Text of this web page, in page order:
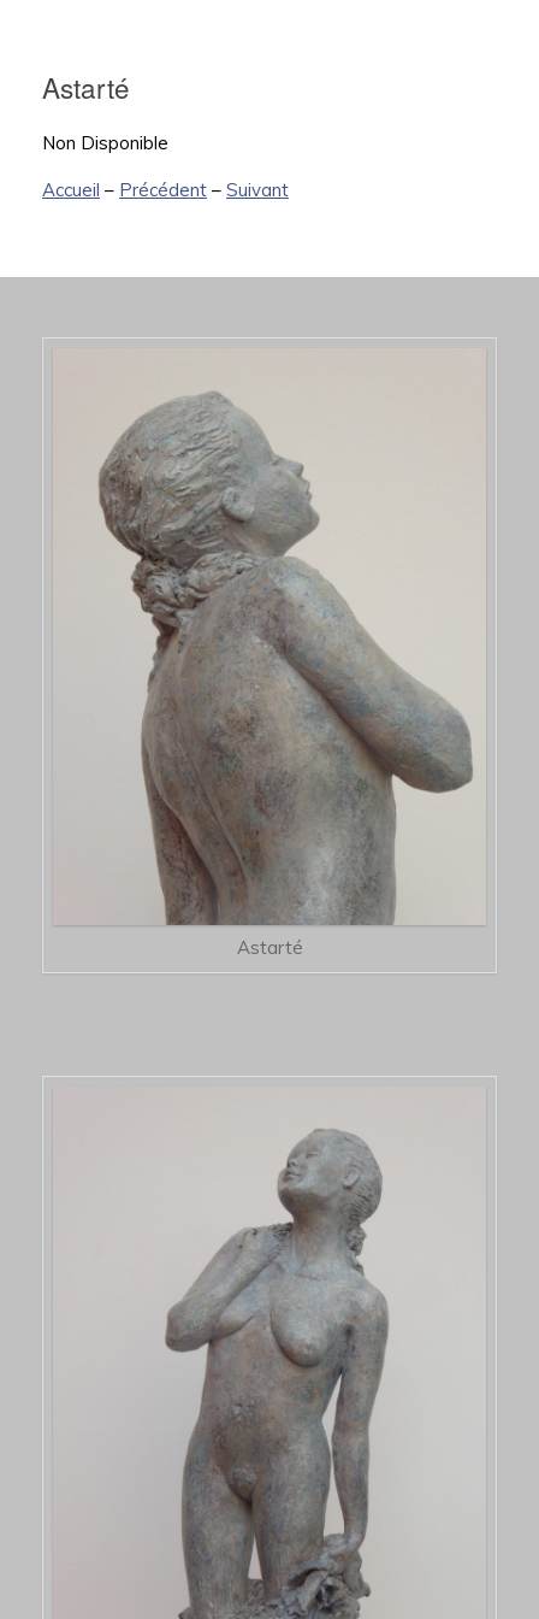
Astarté
Non Disponible
Accueil – Précédent – Suivant
Astarté